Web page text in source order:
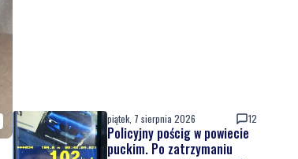
piątek, 7 sierpnia 2026 12
Policyjny pościg w powiecie
puckim. Po zatrzymaniu